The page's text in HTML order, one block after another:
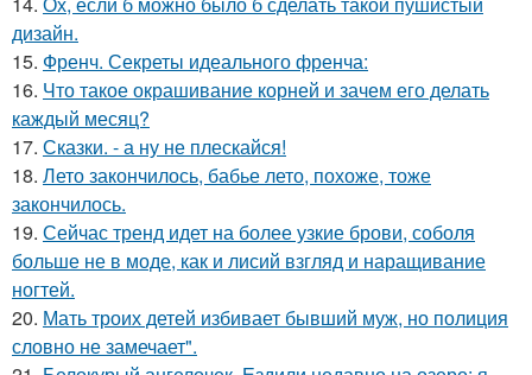
дизайн.
15. Френч. Секреты идеального френча:
16. Что такое окрашивание корней и зачем его делать
каждый месяц?
17. Сказки. - а ну не плескайся!
18. Лето закончилось, бабье лето, похоже, тоже
закончилось.
19. Сейчас тренд идет на более узкие брови, соболя
больше не в моде, как и лисий взгляд и наращивание
ногтей.
20. Мать троих детей избивает бывший муж, но полиция
словно не замечает".